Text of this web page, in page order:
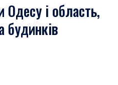
Одесу і область,
будинків